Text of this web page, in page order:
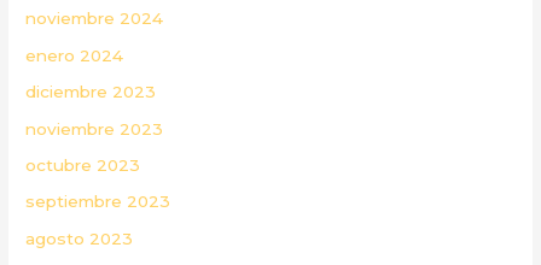
noviembre 2024
enero 2024
diciembre 2023
noviembre 2023
octubre 2023
septiembre 2023
agosto 2023